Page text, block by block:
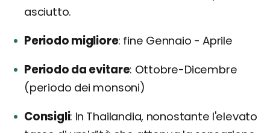
asciutto.
Periodo migliore fine Gennaio - Aprile
Periodo da evitare Ottobre-Dicembre
(periodo dei monsoni)
Consigli In Thailandia, nonostante l'elevato